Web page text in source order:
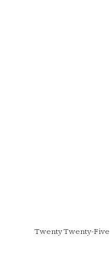
Twenty Twenty-Five